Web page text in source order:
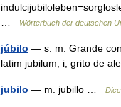
Wörterbuch der deutschen
júbilo — s. m. Grande
latim jubilum, i, grito de
jubilo — m. jubillo …